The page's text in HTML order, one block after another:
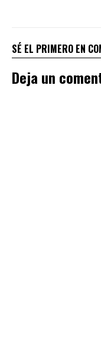
SÉ EL PRIMERO EN
Deja un